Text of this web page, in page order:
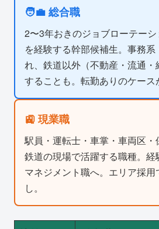
🧑‍💼 総合職
2〜3年おきのジョブローテー
を経験する幹部候補生。事務
れ、鉄道以外（不動産・流通
することも。転勤ありのケース
🚉 現業職
駅員・運転士・車掌・車両区・
鉄道の現場で活躍する職種。
マネジメント職へ。エリア採
し。